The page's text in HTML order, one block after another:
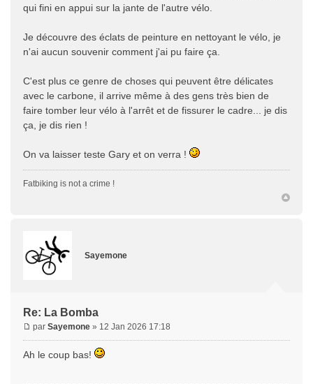
qui fini en appui sur la jante de l'autre vélo.
Je découvre des éclats de peinture en nettoyant le vélo, je
n'ai aucun souvenir comment j'ai pu faire ça.
C'est plus ce genre de choses qui peuvent être délicates
avec le carbone, il arrive même à des gens très bien de
faire tomber leur vélo à l'arrêt et de fissurer le cadre... je dis
ça, je dis rien !
On va laisser teste Gary et on verra !
Fatbiking is not a crime !
Sayemone
Re: La Bomba
par Sayemone » 12 Jan 2026 17:18
Ah le coup bas!